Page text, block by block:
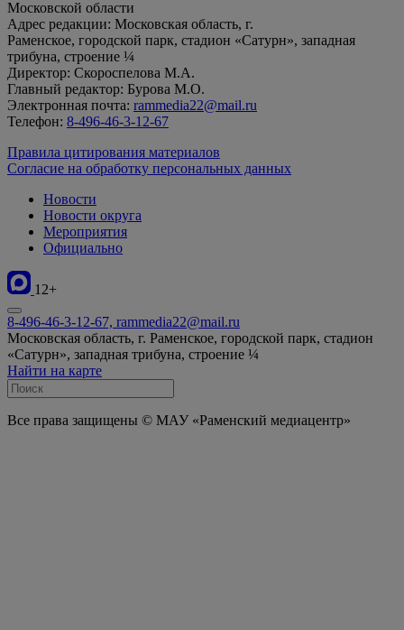
Московской области
Адрес редакции: Московская область, г.
Раменское, городской парк, стадион «Сатурн», западная
трибуна, строение ¼
Директор: Скороспелова М.А.
Главный редактор: Бурова М.О.
Электронная почта: rammedia22@mail.ru
Телефон: 8-496-46-3-12-67
Правила цитирования материалов
Согласие на обработку персональных данных
Новости
Новости округа
Мероприятия
Официально
12+
8-496-46-3-12-67, rammedia22@mail.ru
Московская область, г. Раменское, городской парк, стадион
«Сатурн», западная трибуна, строение ¼
Найти на карте
Все права защищены © МАУ «Раменский медиацентр»